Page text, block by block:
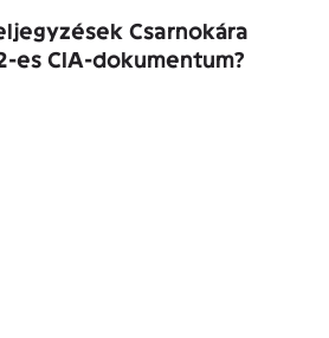
Csarnokára
es CIA-dokumentum?